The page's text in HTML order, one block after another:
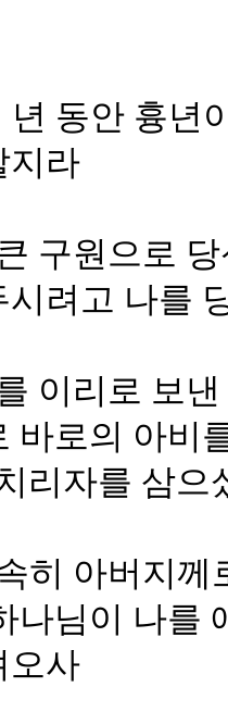
동안 흉년
지라
구원으로
려고 나를
이리로 보
바로의 아비
리자를 삼으
히 아버지
나님이 나를
오사